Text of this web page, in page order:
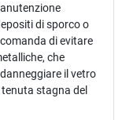
di sporco o
di evitare
che
il vetro
stagna del